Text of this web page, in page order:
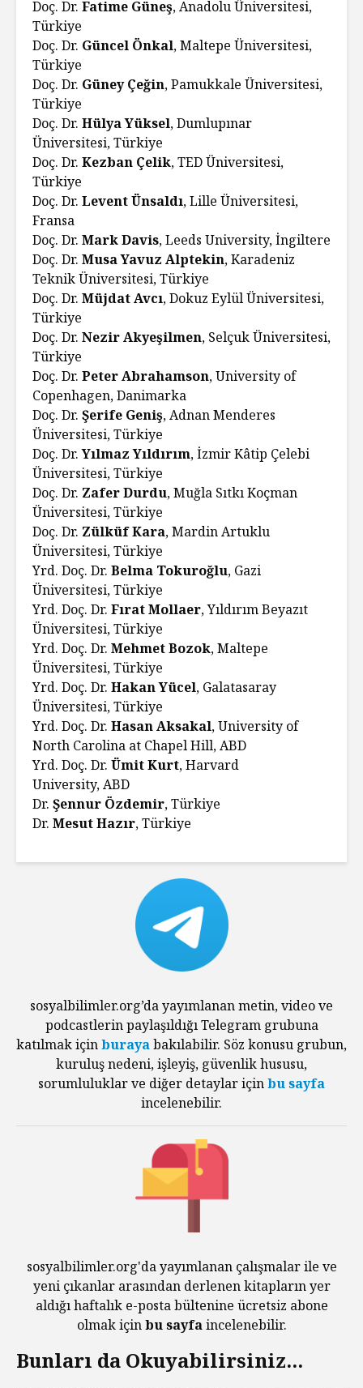
Doç. Dr. Fatime Güneş, Anadolu Üniversitesi,
Türkiye
Doç. Dr. Güncel Önkal, Maltepe Üniversitesi,
Türkiye
Doç. Dr. Güney Çeğin, Pamukkale Üniversitesi,
Türkiye
Doç. Dr. Hülya Yüksel, Dumlupınar
Üniversitesi, Türkiye
Doç. Dr. Kezban Çelik, TED Üniversitesi,
Türkiye
Doç. Dr. Levent Ünsaldı, Lille Üniversitesi,
Fransa
Doç. Dr. Mark Davis, Leeds University, İngiltere
Doç. Dr. Musa Yavuz Alptekin, Karadeniz
Teknik Üniversitesi, Türkiye
Doç. Dr. Müjdat Avcı, Dokuz Eylül Üniversitesi,
Türkiye
Doç. Dr. Nezir Akyeşilmen, Selçuk Üniversitesi,
Türkiye
Doç. Dr. Peter Abrahamson, University of
Copenhagen, Danimarka
Doç. Dr. Şerife Geniş, Adnan Menderes
Üniversitesi, Türkiye
Doç. Dr.Yılmaz Yıldırım, İzmir Kâtip Çelebi
Üniversitesi, Türkiye
Doç. Dr. Zafer Durdu, Muğla Sıtkı Koçman
Üniversitesi, Türkiye
Doç. Dr. Zülküf Kara, Mardin Artuklu
Üniversitesi, Türkiye
Yrd. Doç. Dr. Belma Tokuroğlu, Gazi
Üniversitesi, Türkiye
Yrd. Doç. Dr. Fırat Mollaer, Yıldırım Beyazıt
Üniversitesi, Türkiye
Yrd. Doç. Dr. Mehmet Bozok, Maltepe
Üniversitesi, Türkiye
Yrd. Doç. Dr. Hakan Yücel, Galatasaray
Üniversitesi, Türkiye
Yrd. Doç. Dr. Hasan Aksakal, University of
North Carolina at Chapel Hill, ABD
Yrd. Doç. Dr. Ümit Kurt, Harvard
University, ABD
Dr. Şennur Özdemir, Türkiye
Dr. Mesut Hazır, Türkiye
sosyalbilimler.org’da yayımlanan metin, video ve
podcastlerin paylaşıldığı Telegram grubuna
katılmak içinburayabakılabilir. Söz konusu grubun,
kuruluş nedeni, işleyiş, güvenlik hususu,
sorumluluklar ve diğer detaylar içinbu sayfa
incelenebilir.
sosyalbilimler.org'da yayımlanan çalışmalar ile ve
yeni çıkanlar arasından derlenen kitapların yer
aldığı haftalık e-posta bültenine ücretsiz abone
olmak içinbu sayfaincelenebilir.
Bunları da Okuyabilirsiniz...